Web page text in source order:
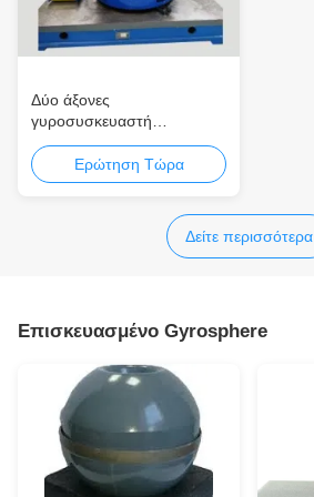
Δύο άξονες
γυροσυσκευαστή
δοκιμαστικό γύρο με υψηλή
ακρίβεια κλίσης και ακρίβεια
γωνιακής ταχύτητας σε
Ερώτηση Τώρα
Δείτε περισσότερα
Επισκευασμένο Gyrosphere